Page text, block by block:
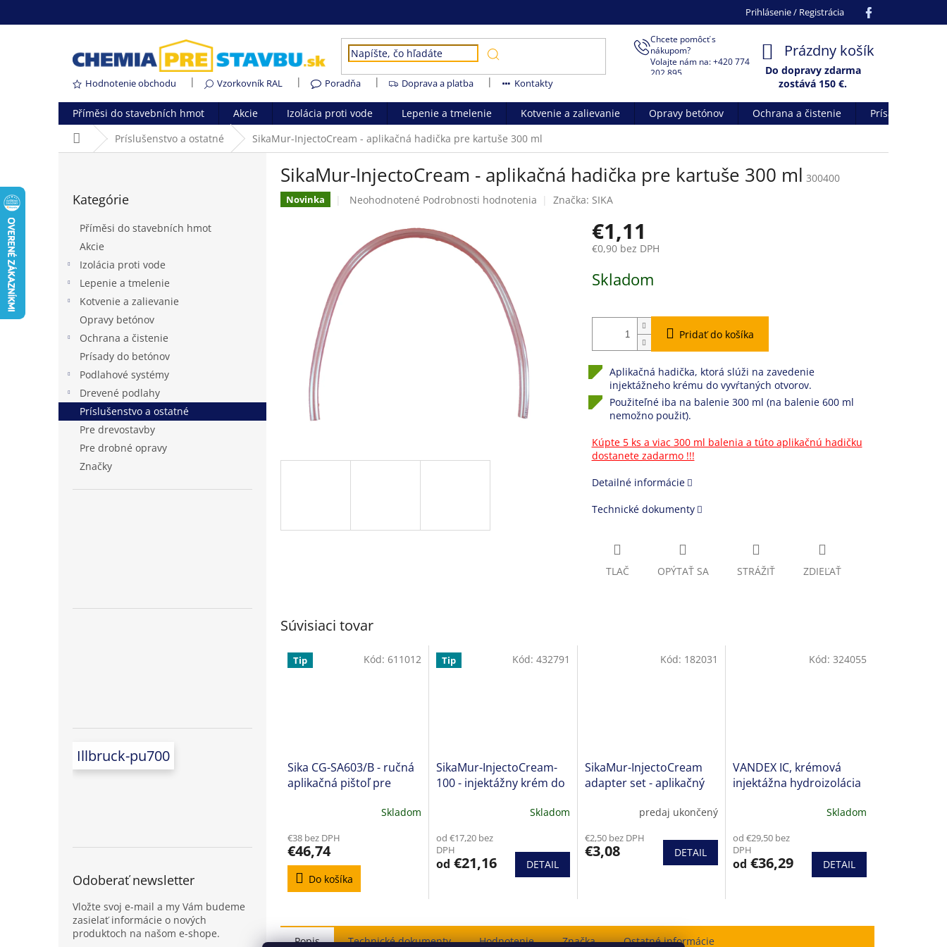
Prihlásenie / Registrácia
Chcete pomôcť s
nákupom?
Volajte nám na: +420 774
202 895
NÁKUPNÝ
KOŠÍK
Prázdny košík
Hodnotenie obchodu Vzorkovník RAL Poradňa Doprava a platba Kontakty
Do dopravy zdarma
zostává 150 €.
Příměsi do stavebních hmot Akcie Izolácia proti vode Lepenie a tmelenie Kotvenie a zalievanie Opravy betónov Ochrana a čistenie
Prísady do
DomovPríslušenstvo a ostatné SikaMur-InjectoCream - aplikačná hadička pre kartuše 300 ml
kategórie
Kategórie
Příměsi do stavebních hmot
Akcie
Izolácia proti vode
Lepenie a tmelenie
Kotvenie a zalievanie
Opravy betónov
Ochrana a čistenie
Prísady do betónov
Podlahové systémy
Drevené podlahy
Príslušenstvo a ostatné
Pre drevostavby
Pre drobné opravy
Značky
Illbruck-pu700
Odoberať newsletter
Vložte svoj e-mail a my Vám budeme
zasielať informácie o nových
produktoch na našom e-shope.
SikaMur-InjectoCream - aplikačná hadička pre kartuše 300 ml 300400
Novinka
Priemerné
0,0
z
5
Neohodnotené Podrobnosti hodnotenia Značka: SIKA
€1,11
€0,90 bez DPH
cena:
Skladom
Pridať do košíka
Aplikačná hadička, ktorá slúži na zavedenie
injektážneho krému do vyvŕtaných otvorov.
Použiteľné iba na balenie 300 ml (na balenie 600 ml
nemožno použiť).
Kúpte 5 ks a viac 300 ml balenia a túto aplikačnú hadičku
dostanete zadarmo !!!
Detailné informácie
Technické dokumenty
TLAČ OPÝTAŤ SA STRÁŽIŤ ZDIEĽAŤ
Súvisiaci tovar
Tip
Sika CG-SA603/B - ručná
aplikačná pištoľ pre
Skladom
€38 bez DPH
€46,74
Do košíka
Kód: 611012 Tip
SikaMur-InjectoCream-
100 - injektážny krém do
produktu
je
4,5
Skladom
od €17,20 bez
DPH
od €21,16 DETAIL
Kód: 432791
SikaMur-InjectoCream
adapter set - aplikačný
predaj ukončený
€2,50 bez DPH
€3,08 DETAIL
Kód: 182031
VANDEX IC, krémová
injektážna hydroizolácia
Skladom
od €29,50 bez
DPH
od €36,29 DETAIL
Kód: 324055
Popis Hodnotenie Značka Ostatné informácie